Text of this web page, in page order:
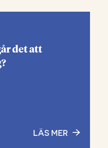
det att
LÄS MER